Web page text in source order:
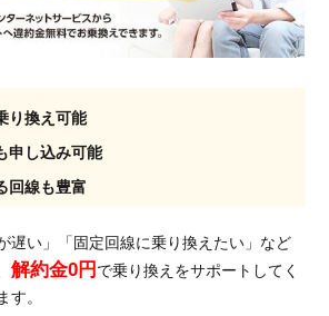
り換え可能
申し込み可能
回線も豊富
遅い」「固定回線に乗り換えたい」など
解約金0円で乗り換えをサポートしてく
す。